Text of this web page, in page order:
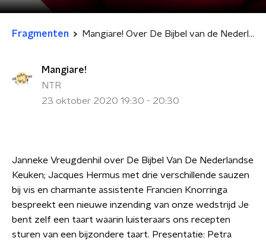
Fragmenten Mangiare! Over De Bijbel van de Nederlandse keuken en saus bij vis
Mangiare!
NTR
23 oktober 2020 19:30 - 20:30
Janneke Vreugdenhil over De Bijbel Van De Nederlandse
Keuken; Jacques Hermus met drie verschillende sauzen
bij vis en charmante assistente Francien Knorringa
bespreekt een nieuwe inzending van onze wedstrijd Je
bent zelf een taart waarin luisteraars ons recepten
sturen van een bijzondere taart. Presentatie: Petra